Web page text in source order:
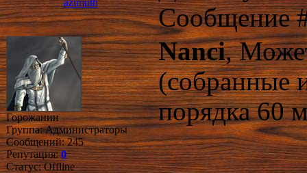
azimuth
Сообщение
Горожанин
Группа: Администраторы
Сообщений:245
Репутация:0
Статус:Offline
Nanci,
(собранные
порядка 60